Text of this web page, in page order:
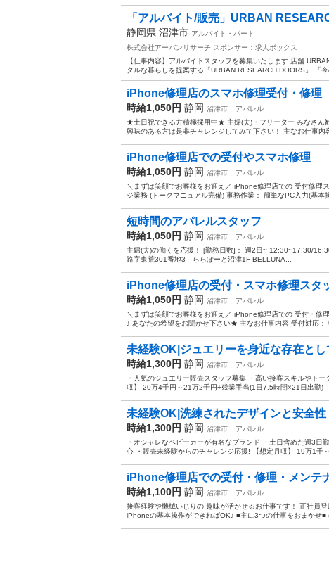
「アルバイト/販売」URBAN
静岡県 沼津市 アルバイト・パート
株式会社アーバンリサーチ スポンサー：求人ボックス
【仕事内容】アルバイトスタッフを募集いたします 店舗
タルな暮らしを提案する「URBAN RESEARCH DOORS」 「
iPhone修理店のスマホ修理受付・修理
時給1,050円 静岡 沼津市
アパレル
★土日祝できる方積極採用中★ 主婦(夫)・フリーター みなさん
興味のある方は是非チャレンジしてみて下さい！ 主なお仕事内
iPhone修理店での受付やスマホ修理
時給1,050円 静岡 沼津市
アパレル
＼まずは笑顔でお客様をお迎え／ iPhone修理店での 受付修理
ジ業務 (トークマニュアル完備) 事務作業： 簡単なPC入力(基本
短時間のアパレルスタッフ
時給1,050円 静岡 沼津市
アパレル
主婦(夫)の働くを応援！ [勤務日数]： 週2日~ 12:30~17:30/
路字東荒301番地3 ららぽーと沼津1F BELLUNA...
iPhone修理店の受付・スマホ修理スタ
時給1,050円 静岡 沼津市
アパレル
＼まずは笑顔でお客様をお迎え／ iPhone修理店での 受付・修
♪ あなたの希望をお聞かせ下さい★ 主なお仕事内容 受付対応：
未経験OK|ジュエリーを身近な存在と
時給1,300円 静岡 沼津市
アパレル
・人気のジュエリー販売スタッフ募集 ・高い接客スキルやト
収】 20万4千円～21万2千円+残業手当(1日7.5時間×21日出勤)
未経験OK|洗練されたデザインと安全
時給1,300円 静岡 沼津市
アパレル
・オシャレなベビーカーが有名なブランド ・土日含めた週3
心 ・販売未経験からのチャレンジ応援! 【想定月収】 19万1千
iPhone修理店での受付・修理・メンテ
時給1,100円 静岡 沼津市
アパレル
接客経験や機械いじりの 趣味が活かせるお仕事です！ 正社員
iPhoneの基本操作ができればOK♪ ■主に3つの仕事をおまかせ